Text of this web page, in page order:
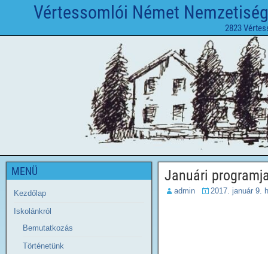
Vértessomlói Német
2823
Januári
admin 2017. január 9.
MENÜ
Kezdőlap
Iskolánkról
Bemutatkozás
Történetünk